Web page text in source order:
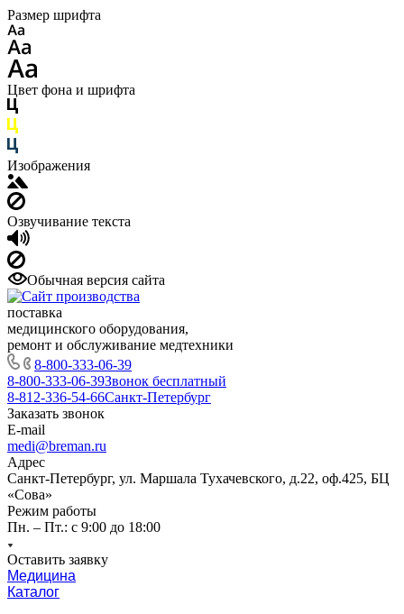
Размер шрифта
Цвет фона и шрифта
Изображения
Озвучивание текста
Обычная версия сайта
поставка
медицинского оборудования,
ремонт и обслуживание медтехники
8-800-333-06-39
8-800-333-06-39Звонок бесплатный
8-812-336-54-66Санкт-Петербург
Заказать звонок
E-mail
medi@breman.ru
Адрес
Санкт-Петербург, ул. Маршала Тухачевского, д.22, оф.425, БЦ
«Сова»
Режим работы
Пн. – Пт.: с 9:00 до 18:00
Оставить заявку
Медицина
Каталог